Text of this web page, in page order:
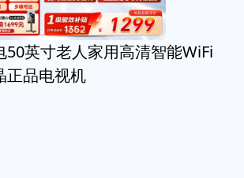
50英寸老人家用高清智能WiFi
正品电视机